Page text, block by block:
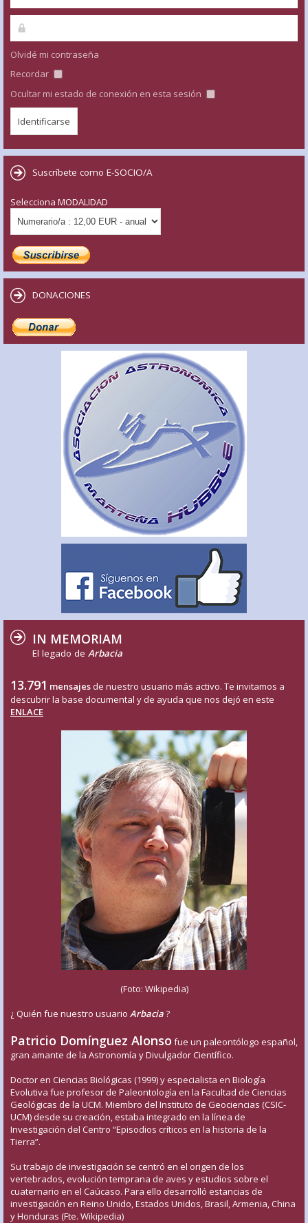
Olvidé mi contraseña
Recordar
Ocultar mi estado de conexión en esta sesión
Suscríbete como E-SOCIO/A
Selecciona MODALIDAD
DONACIONES
IN MEMORIAM
El legado de Arbacia
13.791 mensajes de nuestro usuario más activo. Te invitamos a
descubrir la base documental y de ayuda que nos dejó en este
ENLACE
(Foto: Wikipedia)
¿ Quién fue nuestro usuario Arbacia?
Patricio Domínguez Alonso fue un paleontólogo español,
gran amante de la Astronomía y Divulgador Científico.
Doctor en Ciencias Biológicas (1999) y especialista en Biología
Evolutiva fue profesor de Paleontología en la Facultad de Ciencias
Geológicas de la UCM. Miembro del Instituto de Geociencias (CSIC-
UCM) desde su creación, estaba integrado en la línea de
Investigación del Centro “Episodios críticos en la historia de la
Tierra”.
Su trabajo de investigación se centró en el origen de los
vertebrados, evolución temprana de aves y estudios sobre el
cuaternario en el Caúcaso. Para ello desarrolló estancias de
investigación en Reino Unido, Estados Unidos, Brasil, Armenia, China
y Honduras (Fte. Wikipedia)